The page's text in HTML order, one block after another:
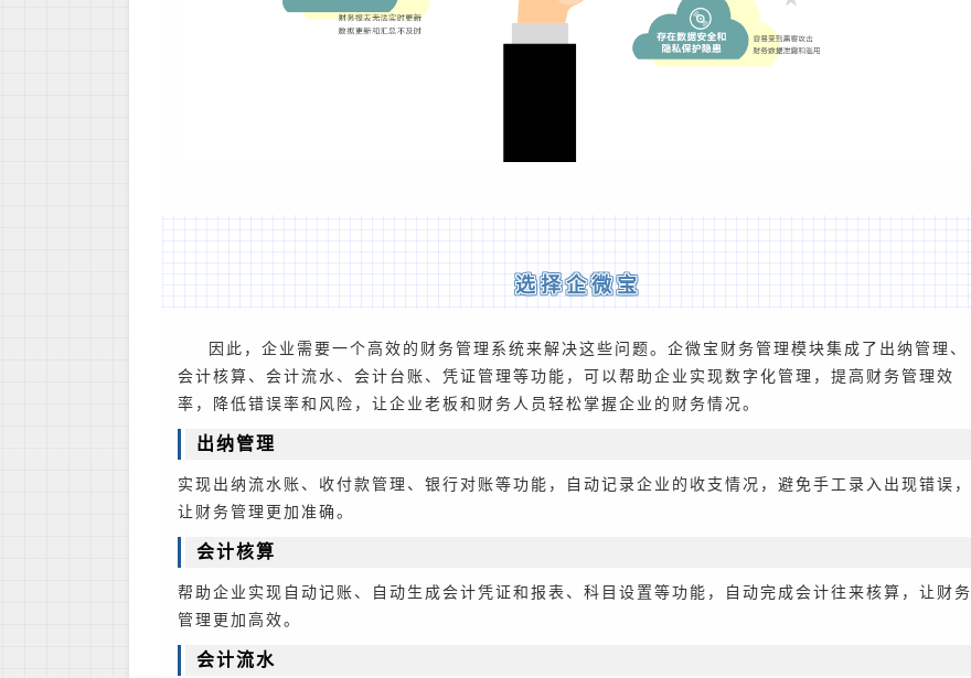
选择企微宝
因此，企业需要一个高效的财务管理系统来解决这些问题。企微宝财务管理模块集成了出纳管理、
会计核算、会计流水、会计台账、凭证管理等功能，可以帮助企业实现数字化管理，提高财务管理效
率，降低错误率和风险，让企业老板和财务人员轻松掌握企业的财务情况。
出纳管理
实现出纳流水账、收付款管理、银行对账等功能，自动记录企业的收支情况，避免手工录入出现错误，
让财务管理更加准确。
会计核算
帮助企业实现自动记账、自动生成会计凭证和报表、科目设置等功能，自动完成会计往来核算，让财务
管理更加高效。
会计流水